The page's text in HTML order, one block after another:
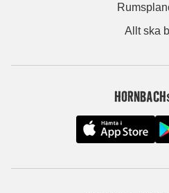
Allt ska